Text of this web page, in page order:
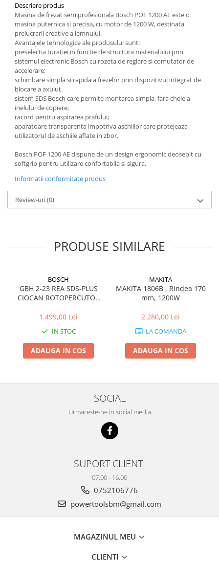
Descriere produs
Masina de frezat semiprofesionala Bosch POF 1200 AE este o
masina puternica si precisa, cu motor de 1200 W, destinata
prelucrarii creative a lemnului.
Avantajele tehnologice ale produsului sunt:
preselectia turatiei in functie de structura materialului prin
sistemul electronic Bosch cu rozeta de reglare si comutator de
accelerare;
schimbare simpla si rapida a frezelor prin dispozitivul integrat de
blocare a axului;
sistem SDS Bosch care permite montarea simpla, fara cheie a
inelului de copiere;
racord pentru aspirarea prafului;
aparatoare transparenta impotriva aschiilor care protejeaza
utilizatorul de aschiile aflate in zbor.
Bosch POF 1200 AE dispune de un design ergonomic deosebit cu
softgrip pentru utilizare confortabila si sigura.
Informatii conformitate produs
Review-uri(0)
PRODUSE SIMILARE
BOSCH
GBH 2-23 REA SDS-PLUS
CIOCAN ROTOPERCUTOR
1.499,00 Lei
IN STOC
ADAUGA IN COS
MAKITA
MAKITA 1806B , Rindea 170
mm, 1200W
2.280,00 Lei
LA COMANDA
ADAUGA IN COS
SOCIAL
Urmareste-ne in social media
SUPORT CLIENTI
07.00 - 16.00
0752106776
powertoolsbm@gmail.com
MAGAZINUL MEU
CLIENTI